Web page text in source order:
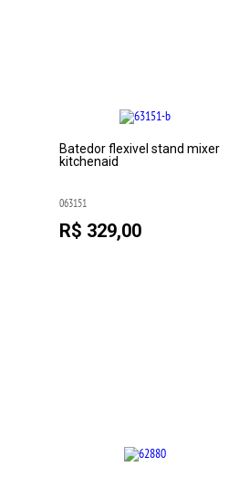
Batedor flexivel stand mixer
kitchenaid
063151
R$ 329,00